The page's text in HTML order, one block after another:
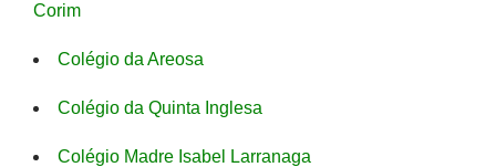
Corim
Colégio da Areosa
Colégio da Quinta Inglesa
Colégio Madre Isabel Larranaga